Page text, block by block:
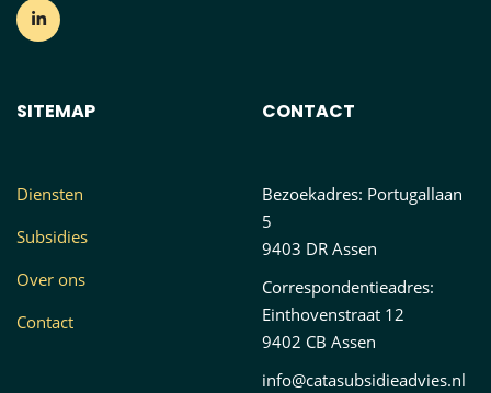
SITEMAP
Diensten
Subsidies
Over ons
Contact
CONTACT
Bezoekadres: Portugallaan
5
9403 DR Assen
Correspondentieadres:
Einthovenstraat 12
9402 CB Assen
info@catasubsidieadvies.nl